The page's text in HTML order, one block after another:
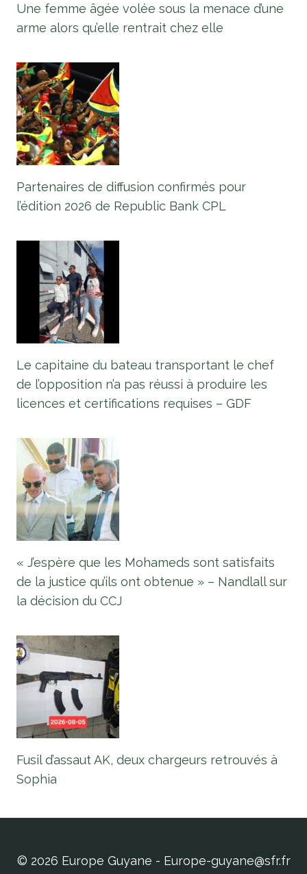
Une femme âgée volée sous la menace d’une
arme alors qu’elle rentrait chez elle
Partenaires de diffusion confirmés pour
l’édition 2026 de Republic Bank CPL
Le capitaine du bateau transportant le chef
de l’opposition n’a pas réussi à produire les
licences et certifications requises – GDF
« J’espère que les Mohameds sont satisfaits
de la justice qu’ils ont obtenue » – Nandlall sur
la décision du CCJ
Fusil d’assaut AK, deux chargeurs retrouvés à
Sophia
© 2026 Europe Guyane - Europe-guyane@sfr.fr